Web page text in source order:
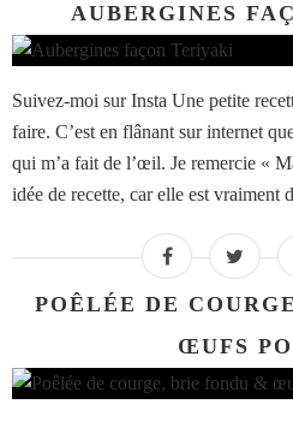
AUBERGINES
Suivez-moi sur Insta Une petite
faire. C’est en flânant sur internet
qui m’a fait de l’œil. Je remercie «
idée de recette, car elle est vraiment
POÊLÉE DE
ŒUFS